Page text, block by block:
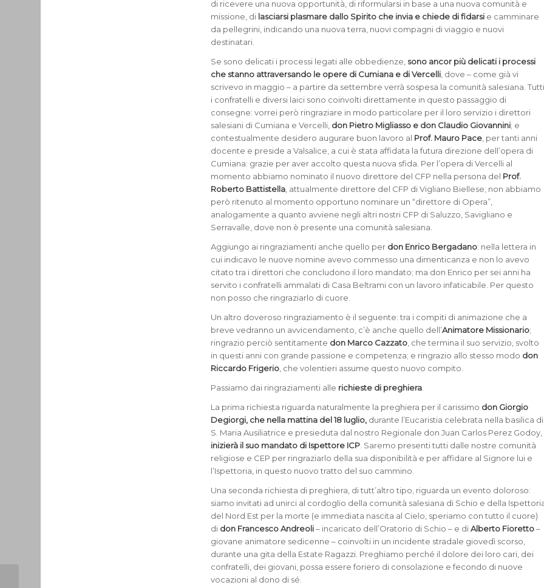
di ricevere una nuova opportunità, di riformularsi in base a una nuova comunità e
missione, di lasciarsi plasmare dallo Spirito che invia e chiede di fidarsi e camminare
da pellegrini, indicando una nuova terra, nuovi compagni di viaggio e nuovi
destinatari.
Se sono delicati i processi legati alle obbedienze, sono ancor più delicati i processi
che stanno attraversando le opere di Cumiana e di Vercelli , dove – come già vi
scrivevo in maggio – a partire da settembre verrà sospesa la comunità salesiana.
i confratelli e diversi laici sono coinvolti direttamente in questo passaggio di
consegne: vorrei però ringraziare in modo particolare per il loro servizio i direttori
salesiani di Cumiana e Vercelli, don Pietro Migliasso e don Claudio Giovannini; e
contestualmente desidero augurare buon lavoro al Prof. Mauro Pace , per tanti anni
docente e preside a Valsalice, a cui è stata affidata la futura direzione dell’opera di
Cumiana: grazie per aver accolto questa nuova sfida. Per l’opera di Vercelli al
momento abbiamo nominato il nuovo direttore del CFP nella persona del Prof.
Roberto Battistella , attualmente direttore del CFP di Vigliano Biellese; non abbiamo
però ritenuto al momento opportuno nominare un “direttore di Opera”,
analogamente a quanto avviene negli altri nostri CFP di Saluzzo, Savigliano e
Serravalle, dove non è presente una comunità salesiana.
Aggiungo ai ringraziamenti anche quello per don Enrico Bergadano: nella lettera in
cui indicavo le nuove nomine avevo commesso una dimenticanza e non lo avevo
citato tra i direttori che concludono il loro mandato; ma don Enrico per sei anni ha
servito i confratelli ammalati di Casa Beltrami con un lavoro infaticabile. Per questo
non posso che ringraziarlo di cuore.
Un altro doveroso ringraziamento è il seguente: tra i compiti di animazione che a
breve vedranno un avvicendamento, c’è anche quello dell’Animatore Missionario;
ringrazio perciò sentitamente don Marco Cazzato, che termina il suo servizio, svolto
in questi anni con grande passione e competenza; e ringrazio allo stesso modo don
Riccardo Frigerio, che volentieri assume questo nuovo compito.
Passiamo dai ringraziamenti alle richieste di preghiera.
La prima richiesta riguarda naturalmente la preghiera per il carissimo don Giorgio
Degiorgi, che nella mattina del 18 luglio, durante l’Eucaristia celebrata nella basilica di
S. Maria Ausiliatrice e presieduta dal nostro Regionale don Juan Carlos Perez Godoy,
inizierà il suo mandato di Ispettore ICP. Saremo presenti tutti dalle nostre comunità
religiose e CEP per ringraziarlo della sua disponibilità e per affidare al Signore lui e
l’Ispettoria, in questo nuovo tratto del suo cammino.
Una seconda richiesta di preghiera, di tutt’altro tipo, riguarda un evento doloroso:
siamo invitati ad unirci al cordoglio della comunità salesiana di Schio e della
del Nord Est per la morte (e immediata nascita al Cielo, speriamo con tutto il cuore)
di don Francesco Andreoli– incaricato dell’Oratorio di Schio – e diAlberto Fioretto–
giovane animatore sedicenne – coinvolti in un incidente stradale giovedì scorso,
durante una gita della Estate Ragazzi. Preghiamo perché il dolore dei loro cari, dei
confratelli, dei giovani, possa essere foriero di consolazione e fecondo di nuove
vocazioni al dono di sé.